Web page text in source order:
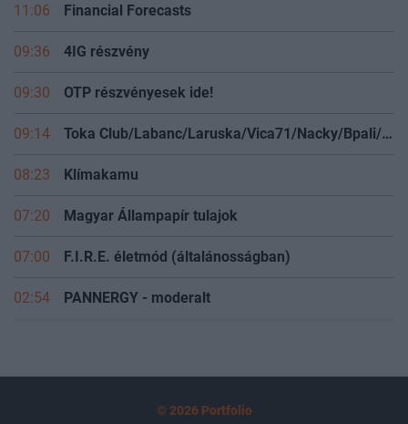
11:06 Financial Forecasts
09:36 4IG részvény
09:30 OTP részvényesek ide!
09:14 Toka Club/Labanc/Laruska/Vica71/Nacky/Bpali/Oldrider/Josefernando/Mcbull/Kawaszabi
08:23 Klímakamu
07:20 Magyar Állampapír tulajok
07:00 F.I.R.E. életmód (általánosságban)
02:54 PANNERGY - moderalt
© 2026 Portfolio